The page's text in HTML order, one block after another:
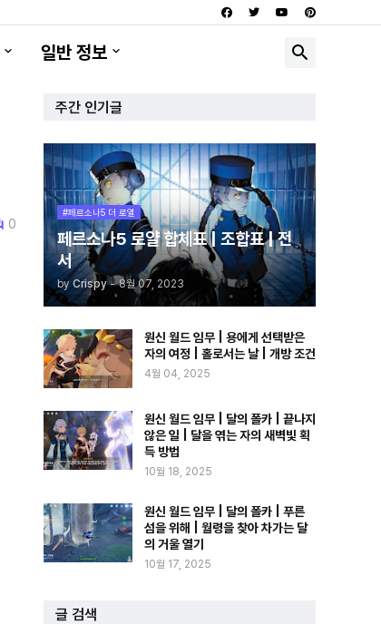
일반 정보
0
주간 인기글
#페르소나5 더 로열
페르소나5 로얄 합체표 | 조합표 | 전
서
by Crispy - 8월 07, 2023
원신 월드 임무 | 용에게 선택받은
자의 여정 | 홀로서는 날 | 개방 조건
4월 04, 2025
원신 월드 임무 | 달의 폴카 | 끝나지
않은 일 | 달을 엮는 자의 새벽빛 획
득 방법
10월 18, 2025
원신 월드 임무 | 달의 폴카 | 푸른
섬을 위해 | 월령을 찾아 차가는 달
의 거울 열기
10월 17, 2025
글 검색